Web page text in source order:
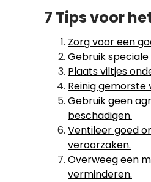
7 Tips voor
Zorg voor een
Gebruik
Plaats viltjes
Reinig
Gebruik geen
beschadigen.
Ventileer goed
veroorzaken.
Overweeg een
verminderen.